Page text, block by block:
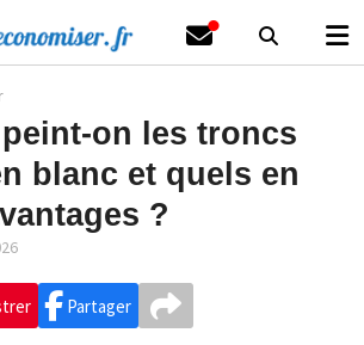
on les troncs
blanc et quels en
?
Partager